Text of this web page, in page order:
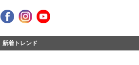
新着トレンド